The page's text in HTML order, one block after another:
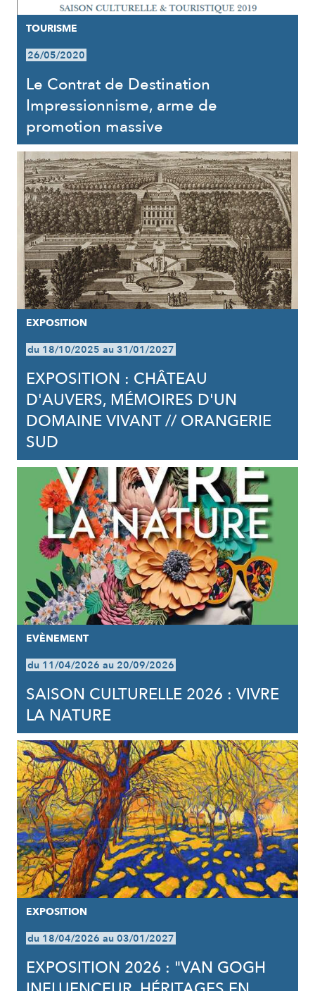
TOURISME
26/05/2020
Le Contrat de Destination
Impressionnisme, arme de
promotion massive
EXPOSITION
du 18/10/2025 au 31/01/2027
EXPOSITION : CHÂTEAU
D'AUVERS, MÉMOIRES D'UN
DOMAINE VIVANT // ORANGERIE
SUD
EVÈNEMENT
du 11/04/2026 au 20/09/2026
SAISON CULTURELLE 2026 : VIVRE
LA NATURE
EXPOSITION
du 18/04/2026 au 03/01/2027
EXPOSITION 2026 : "VAN GOGH